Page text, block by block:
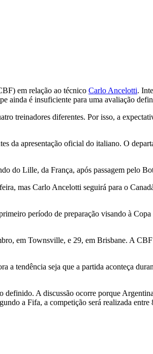
em relação ao técnico Carlo Ancelotti.
ainda é insuficiente para uma avaliação
treinadores diferentes. Por isso, a
da apresentação oficial do italiano. O
do Lille, da França, após passagem pelo
mas Carlo Ancelotti seguirá para o
período de preparação visando à
em Townsville, e 29, em Brisbane. A
a tendência seja que a partida aconteça
A discussão ocorre porque
a Fifa, a competição será realizada entre